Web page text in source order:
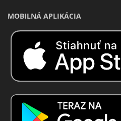
MOBILNÁ APLIKÁCIA